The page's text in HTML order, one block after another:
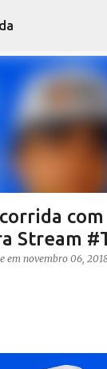
com
Stream
em novembro 06,